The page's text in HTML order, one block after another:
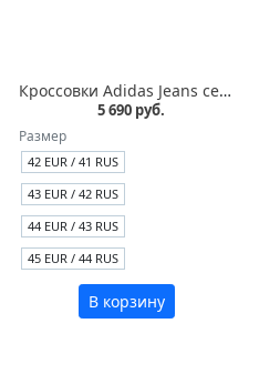
Кроссовки Adidas Jeans серые замша
5 690 руб.
Размер
42 EUR / 41 RUS
43 EUR / 42 RUS
44 EUR / 43 RUS
45 EUR / 44 RUS
В корзину